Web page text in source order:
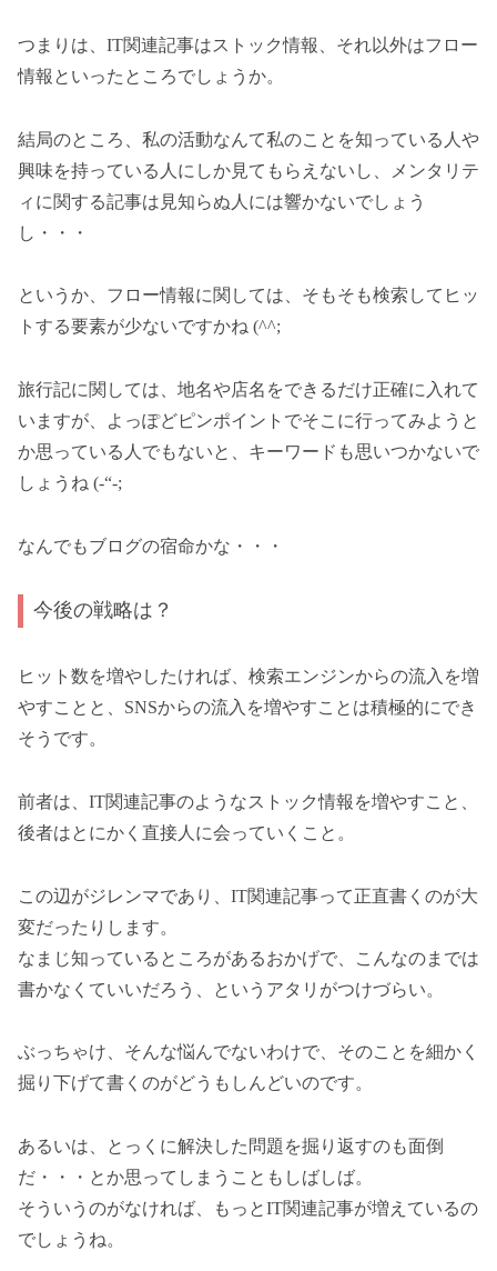
つまりは、IT関連記事はストック情報、それ以外はフロー
情報といったところでしょうか。
結局のところ、私の活動なんて私のことを知っている人や
興味を持っている人にしか見てもらえないし、メンタリテ
ィに関する記事は見知らぬ人には響かないでしょう
し・・・
というか、フロー情報に関しては、そもそも検索してヒッ
トする要素が少ないですかね (^^;
旅行記に関しては、地名や店名をできるだけ正確に入れて
いますが、よっぽどピンポイントでそこに行ってみようと
か思っている人でもないと、キーワードも思いつかないで
しょうね (-“-;
なんでもブログの宿命かな・・・
今後の戦略は？
ヒット数を増やしたければ、検索エンジンからの流入を増
やすことと、SNSからの流入を増やすことは積極的にでき
そうです。
前者は、IT関連記事のようなストック情報を増やすこと、
後者はとにかく直接人に会っていくこと。
この辺がジレンマであり、IT関連記事って正直書くのが大
変だったりします。
なまじ知っているところがあるおかげで、こんなのまでは
書かなくていいだろう、というアタリがつけづらい。
ぶっちゃけ、そんな悩んでないわけで、そのことを細かく
掘り下げて書くのがどうもしんどいのです。
あるいは、とっくに解決した問題を掘り返すのも面倒
だ・・・とか思ってしまうこともしばしば。
そういうのがなければ、もっとIT関連記事が増えているの
でしょうね。